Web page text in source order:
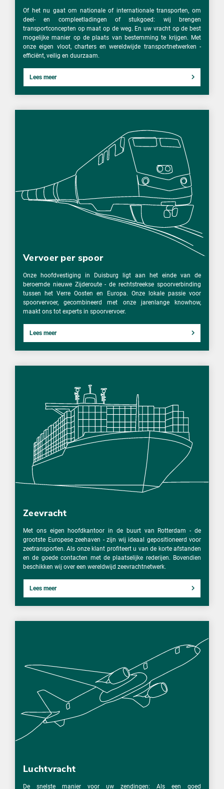
Of het nu gaat om nationale of internationale transporten, om
deel- en compleetladingen of stukgoed: wij brengen
transportconcepten op maat op de weg. En uw vracht op de best
mogelijke manier op de plaats van bestemming te krijgen. Met
onze eigen vloot, charters en wereldwijde transportnetwerken -
efficiënt, veilig en duurzaam.
Lees meer
Vervoer per spoor
Onze hoofdvestiging in Duisburg ligt aan het einde van de
beroemde nieuwe Zijderoute - de rechtstreekse spoorverbinding
tussen het Verre Oosten en Europa. Onze lokale passie voor
spoorvervoer, gecombineerd met onze jarenlange knowhow,
maakt ons tot experts in spoorvervoer.
Lees meer
Zeevracht
Met ons eigen hoofdkantoor in de buurt van Rotterdam - de
grootste Europese zeehaven - zijn wij ideaal gepositioneerd voor
zeetransporten. Als onze klant profiteert u van de korte afstanden
en de goede contacten met de plaatselijke rederijen. Bovendien
beschikken wij over een wereldwijd zeevrachtnetwerk.
Lees meer
Luchtvracht
De snelste manier voor uw zendingen: Als een goed